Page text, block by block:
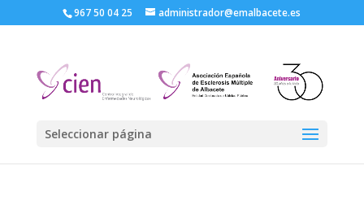
967 50 04 25 administrador@emalbacete.es
Seleccionar página